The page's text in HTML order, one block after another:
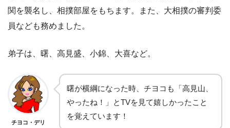
関を襲名し、相撲部屋をもちます。また、大相撲の審判委
員なども務めました。
弟子は、曙、高見盛、小錦、大喜など。
チヨコ・デリ
曙が横綱になった時、チヨコも「高見山、
やったね！」とTVを見て嬉しかったこと
を覚えています！